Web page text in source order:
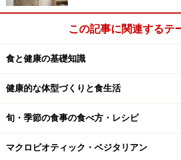
液を補充しましょう。手元に市販の経
たりすぐに手に入れられる状況でない
液の作り方と注意点…塩分量に注意」
ください。
風味付けにレモン汁があれば飲みやす
この記事に関連するテ
食と健康の基礎知識
健康的な体型づくりと食生活
旬・季節の食事の食べ方・レシピ
マクロビオティック・ベジタリアン